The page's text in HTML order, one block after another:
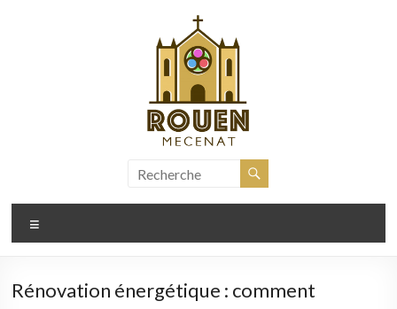
mecenat.fr
Rénovation énergétique : comment